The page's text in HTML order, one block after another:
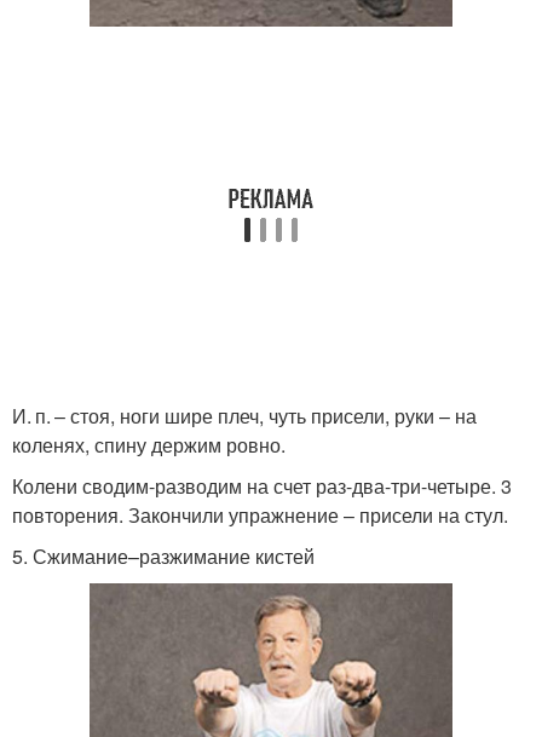
И. п. – стоя, ноги шире плеч, чуть присели, руки – на
коленях, спину держим ровно.
Колени сводим-разводим на счет раз-два-три-четыре. 3
повторения. Закончили упражнение – присели на стул.
5. Сжимание–разжимание кистей